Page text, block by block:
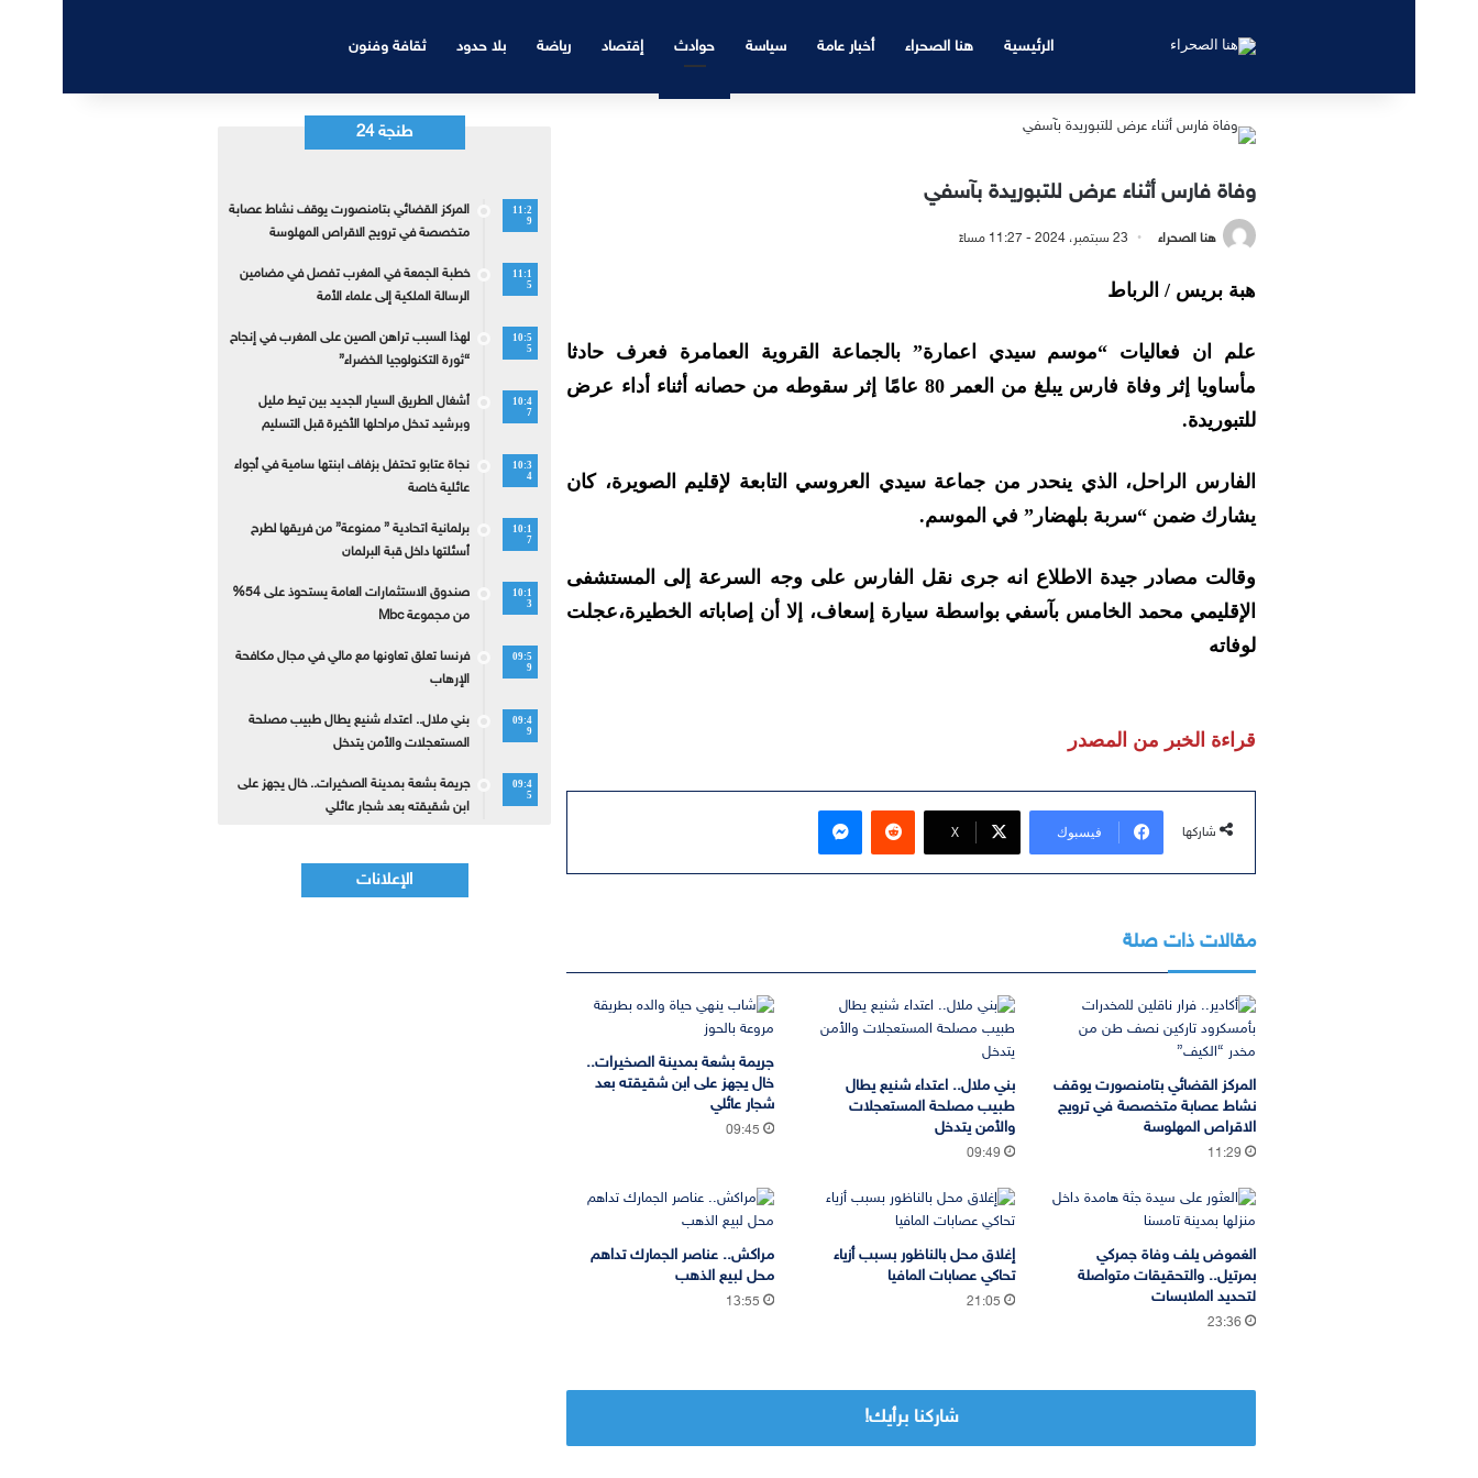
الرئيسية هنا الصحراء أخبار عامة سياسة حوادث إقتصاد رياضة بلا حدود ثقافة وفنون
وفاة فارس أثناء عرض للتبوريدة بآسفي
هنا الصحراء 23 سبتمبر، 2024 - 11:27 مساءً
هبة بريس / الرباط
علم ان فعاليات “موسم سيدي اعمارة” بالجماعة القروية العمامرة فعرف حادثا
مأساويا إثر وفاة فارس يبلغ من العمر 80 عامًا إثر سقوطه من حصانه أثناء أداء عرض
للتبوريدة.
الفارس الراحل، الذي ينحدر من جماعة سيدي العروسي التابعة لإقليم الصويرة، كان
يشارك ضمن “سربة بلهضار” في الموسم.
وقالت مصادر جيدة الاطلاع انه جرى نقل الفارس على وجه السرعة إلى المستشفى
الإقليمي محمد الخامس بآسفي بواسطة سيارة إسعاف، إلا أن إصاباته الخطيرة،عجلت
لوفاته
قراءة الخبر من المصدر
شاركها فيسبوك ‫X
ماسنجر
مقالات ذات صلة
المركز القضائي بتامنصورت يوقف
نشاط عصابة متخصصة في ترويج
الاقراص المهلوسة
11:29
بني ملال.. اعتداء شنيع يطال
طبيب مصلحة المستعجلات
والأمن يتدخل
09:49
جريمة بشعة بمدينة الصخيرات..
خال يجهز على ابن شقيقته بعد
شجار عائلي
09:45
الغموض يلف وفاة جمركي
بمرتيل.. والتحقيقات متواصلة
لتحديد الملابسات
23:36
إغلاق محل بالناظور بسبب أزياء
تحاكي عصابات المافيا
21:05
مراكش.. عناصر الجمارك تداهم
محل لبيع الذهب
13:55
شاركنا برأيك!
طنجة 24
11:2
9
المركز القضائي بتامنصورت يوقف نشاط عصابة
متخصصة في ترويج الاقراص المهلوسة
11:1
5
خطبة الجمعة في المغرب تفصل في مضامين
الرسالة الملكية إلى علماء الأمة
10:5
5
لهذا السبب تراهن الصين على المغرب في إنجاح
“ثورة التكنولوجيا الخضراء”
10:4
7
أشغال الطريق السيار الجديد بين تيط مليل
وبرشيد تدخل مراحلها الأخيرة قبل التسليم
10:3
4
نجاة عتابو تحتفل بزفاف ابنتها سامية في أجواء
عائلية خاصة
10:1
7
برلمانية اتحادية ” ممنوعة” من فريقها لطرح
أسئلتها داخل قبة البرلمان
10:1
3
صندوق الاستثمارات العامة يستحوذ على 54%
من مجموعة Mbc
09:5
9
فرنسا تعلق تعاونها مع مالي في مجال مكافحة
الإرهاب
09:4
9
بني ملال.. اعتداء شنيع يطال طبيب مصلحة
المستعجلات والأمن يتدخل
09:4
5
جريمة بشعة بمدينة الصخيرات.. خال يجهز على
ابن شقيقته بعد شجار عائلي
الإعلانات